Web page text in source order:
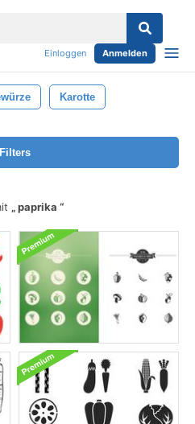
Einloggen Anmelden
Karotte
Filters
paprika